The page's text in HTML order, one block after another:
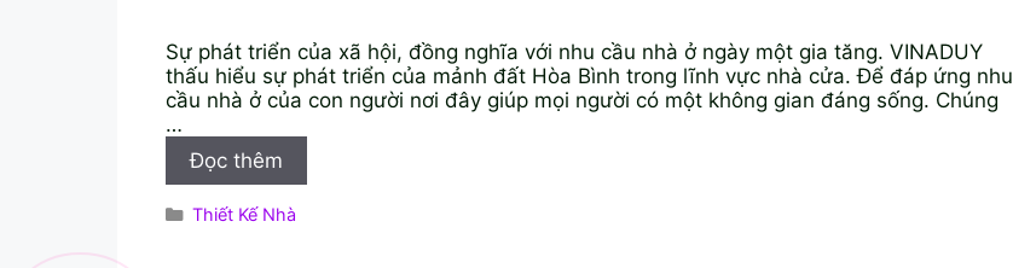
Sự phát triển của xã hội, đồng nghĩa với nhu cầu nhà ở ngày một gia tăng. VINADUY
thấu hiểu sự phát triển của mảnh đất Hòa Bình trong lĩnh vực nhà cửa. Để đáp ứng nhu
cầu nhà ở của con người nơi đây giúp mọi người có một không gian đáng sống. Chúng
…
Đọc thêm
Kế
Nhà
Danh
Thiết Kế Nhà